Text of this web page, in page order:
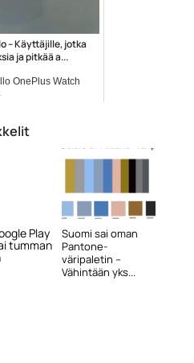
– Käyttäjille, jotka
ja pitkää a...
OnePlus Watch
Play
tumman
Suomi sai oman
Pantone-
väripaletin –
Vähintään yks...